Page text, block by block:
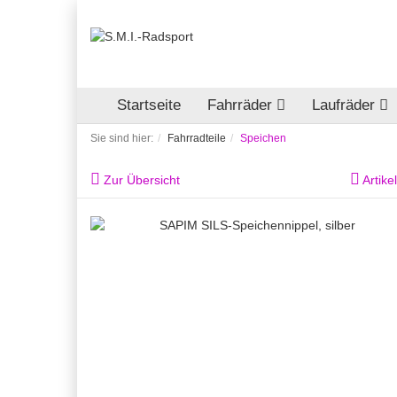
Startseite Fahrräder Laufräder
Sie sind hier: Fahrradteile Speichen
Zur Übersicht